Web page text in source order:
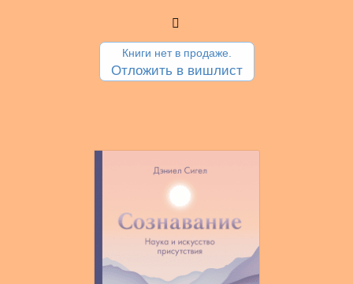
Книги нет в продаже.
Отложить в вишлист